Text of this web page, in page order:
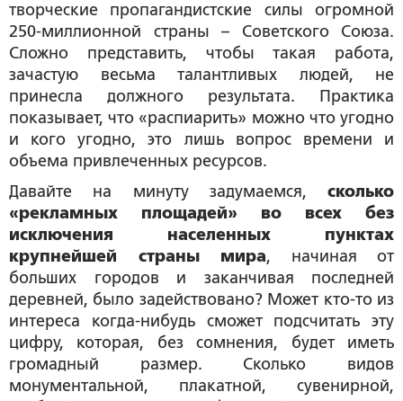
творческие пропагандистские силы огромной
250-миллионной страны – Советского Союза.
Сложно представить, чтобы такая работа,
зачастую весьма талантливых людей, не
принесла должного результата. Практика
показывает, что «распиарить» можно что угодно
и кого угодно, это лишь вопрос времени и
объема привлеченных ресурсов.
Давайте на минуту задумаемся, сколько
«рекламных площадей» во всех без
исключения населенных пунктах
крупнейшей страны мира, начиная от
больших городов и заканчивая последней
деревней, было задействовано? Может кто-то из
интереса когда-нибудь сможет подсчитать эту
цифру, которая, без сомнения, будет иметь
громадный размер. Сколько видов
монументальной, плакатной, сувенирной,